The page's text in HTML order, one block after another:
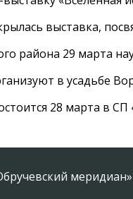
выставка,
района 29 марта
в усадьбе
28 марта в
меридиан»